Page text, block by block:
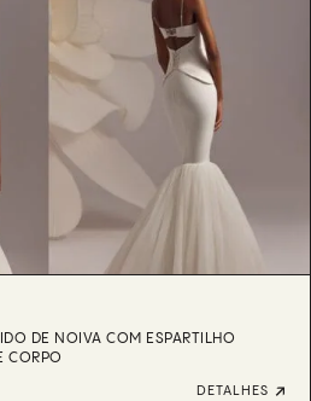
DE NOIVA COM ESPARTILHO
CORPO
DETALHES